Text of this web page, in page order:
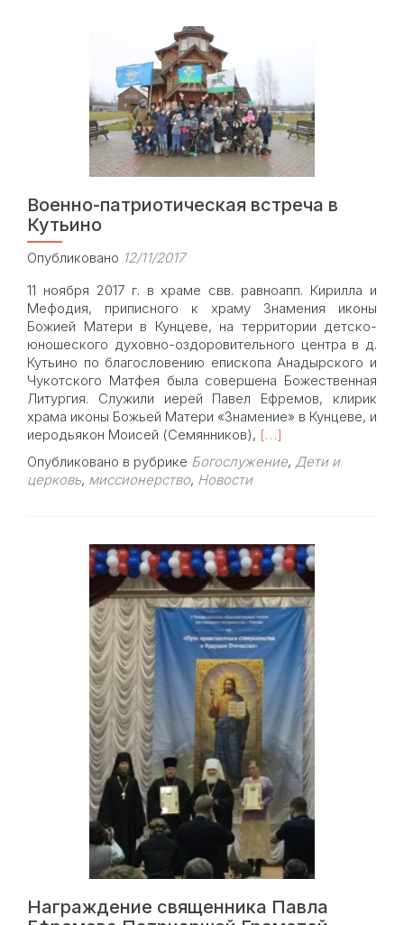
Новомучеников
и
Исповедников
Церкви
Русской
побывал
в
храме
Знамения
Кунцеве
Военно-патриотическая встреча в
Кутьино
Опубликовано 12/11/2017
11 ноября 2017 г. в храме свв. равноапп. Кирилла и
Мефодия, приписного к храму Знамения иконы
Божией Матери в Кунцеве, на территории детско-
юношеского духовно-оздоровительного центра в д.
Кутьино по благословению епископа Анадырского и
Чукотского Матфея была совершена Божественная
Литургия. Служили иерей Павел Ефремов, клирик
храма иконы Божьей Матери «Знамение» в Кунцеве, и
иеродьякон Моисей (Семянников), Read
about
в
Кутьино
[…]
Опубликовано в рубрике Богослужение, Дети и
церковь, миссионерство, Новости
Награждение священника Павла